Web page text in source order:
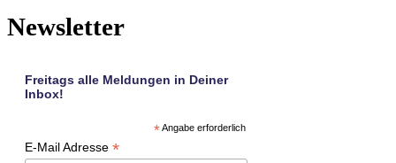
Newsletter
Freitags alle Meldungen in Deiner
Inbox!
*Angabe erforderlich
E-Mail Adresse *